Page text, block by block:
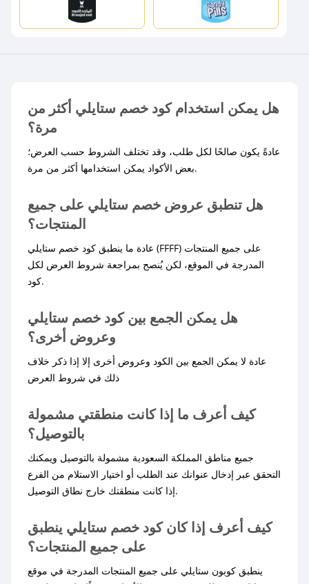
هل يمكن استخدام كود خصم ستايلي أكثر من
مرة؟
عادةً يكون صالحًا لكل طلب، وقد تختلف الشروط حسب العرض؛
بعض الأكواد يمكن استخدامها أكثر من مرة.
هل تنطبق عروض خصم ستايلي على جميع
المنتجات؟
عادة ما ينطبق كود خصم ستايلي (FFFF) على جميع المنتجات
المدرجة في الموقع، لكن يُنصح بمراجعة شروط العرض لكل
كود.
هل يمكن الجمع بين كود خصم ستايلي
وعروض أخرى؟
عادة لا يمكن الجمع بين الكود وعروض أخرى إلا إذا ذكر خلاف
ذلك في شروط العرض
كيف أعرف ما إذا كانت منطقتي مشمولة
بالتوصيل؟
جميع مناطق المملكة السعودية مشمولة بالتوصيل ويمكنك
التحقق عبر إدخال عنوانك عند الطلب أو اختيار الاستلام من الفرع
إذا كانت منطقتك خارج نطاق التوصيل.
كيف أعرف إذا كان كود خصم ستايلي ينطبق
على جميع المنتجات؟
ينطبق كوبون ستايلي على جميع المنتجات المدرجة في موقع